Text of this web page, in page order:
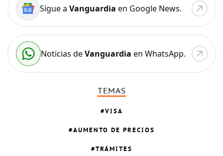
Sigue a Vanguardia en Google News.
Noticias deVanguardia en WhatsApp.
TEMAS
VISA
AUMENTO DE PRECIOS
TRÁMITES